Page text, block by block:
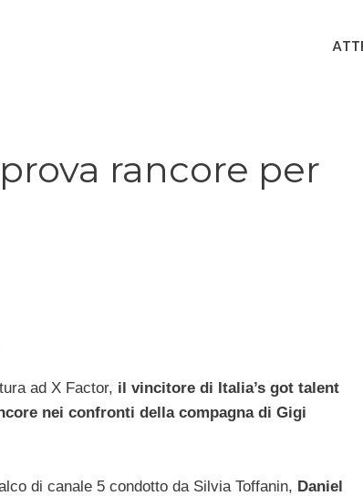
rancore per
ad X Factor, il vincitore di Italia’s got talent
nei confronti della compagna di Gigi
di canale 5 condotto da Silvia Toffanin, Daniel